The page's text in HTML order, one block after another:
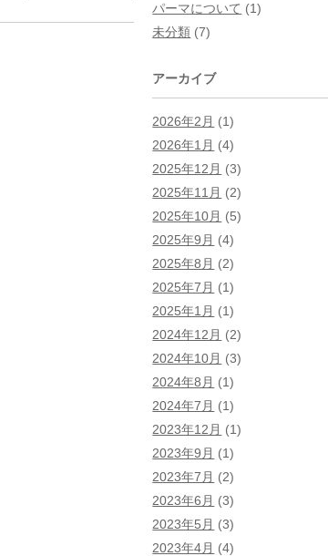
パーマについて (1)
未分類 (7)
アーカイブ
2026年2月 (1)
2026年1月 (4)
2025年12月 (3)
2025年11月 (2)
2025年10月 (5)
2025年9月 (4)
2025年8月 (2)
2025年7月 (1)
2025年1月 (1)
2024年12月 (2)
2024年10月 (3)
2024年8月 (1)
2024年7月 (1)
2023年12月 (1)
2023年9月 (1)
2023年7月 (2)
2023年6月 (3)
2023年5月 (3)
2023年4月 (4)